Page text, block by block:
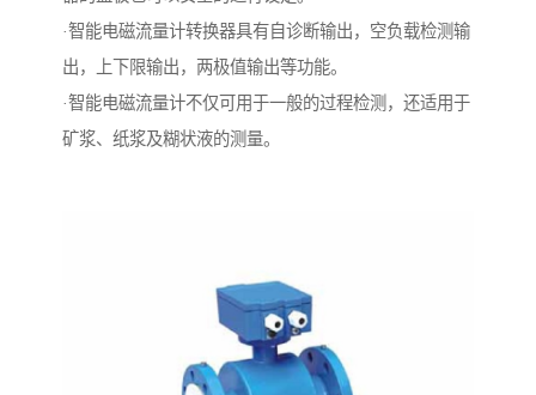
·智能电磁流量计转换器具有自诊断输出，空负载检测输
出，上下限输出，两极值输出等功能。
·智能电磁流量计不仅可用于一般的过程检测，还适用于
矿浆、纸浆及糊状液的测量。